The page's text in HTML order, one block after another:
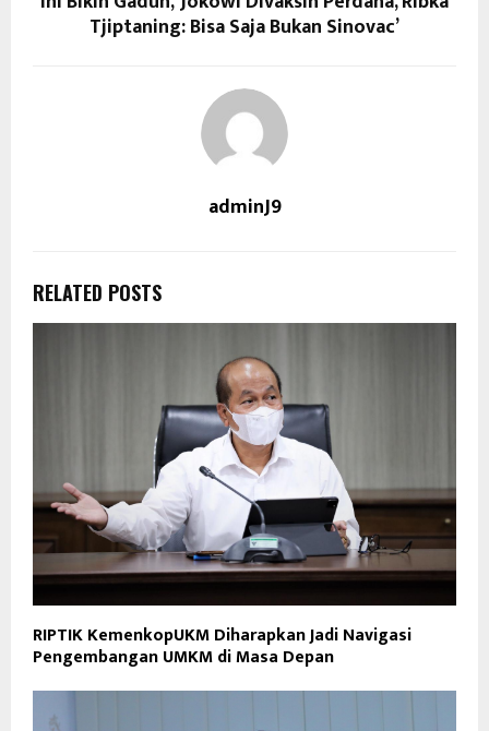
Tjiptaning: Bisa Saja Bukan Sinovac’
adminJ9
RELATED POSTS
RIPTIK KemenkopUKM Diharapkan Jadi Navigasi
Pengembangan UMKM di Masa Depan